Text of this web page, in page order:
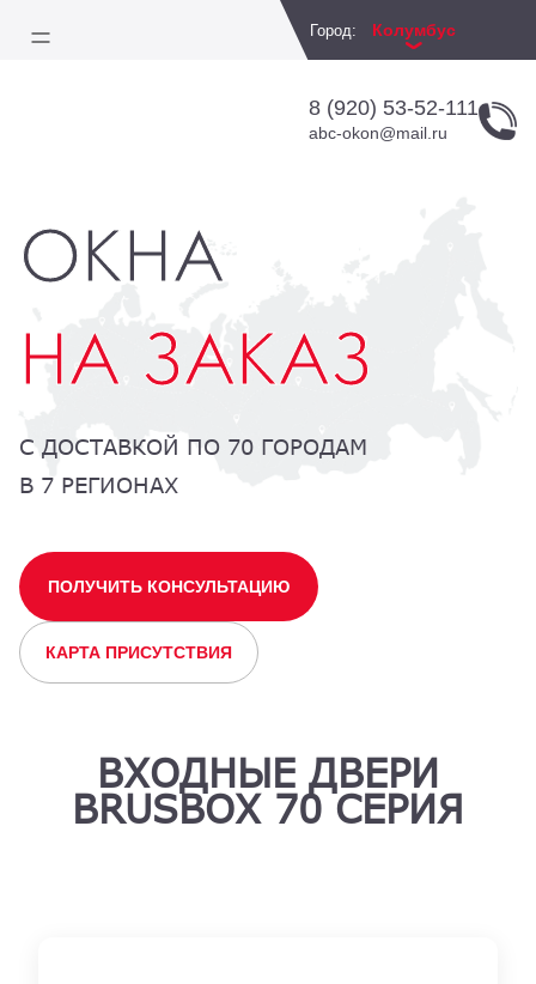
Город: Колумбус
8 (920) 53-52-111
abc-okon@mail.ru
ОКНА
НА ЗАКАЗ
С ДОСТАВКОЙ ПО 70 ГОРОДАМ
В 7 РЕГИОНАХ
ПОЛУЧИТЬ КОНСУЛЬТАЦИЮ
КАРТА ПРИСУТСТВИЯ
ВХОДНЫЕ ДВЕРИ
BRUSBOX 70 СЕРИЯ